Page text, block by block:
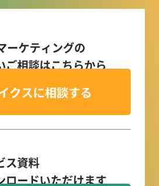
ーケティングの
ご相談はこちらから
クスに相談する
ス資料
ロードいただけます